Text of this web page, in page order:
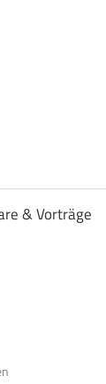
& Vorträge